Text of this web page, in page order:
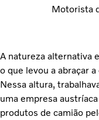
Motorista
A natureza alternativa
o que levou a abraçar
Nessa altura,
uma empresa
produtos de camião